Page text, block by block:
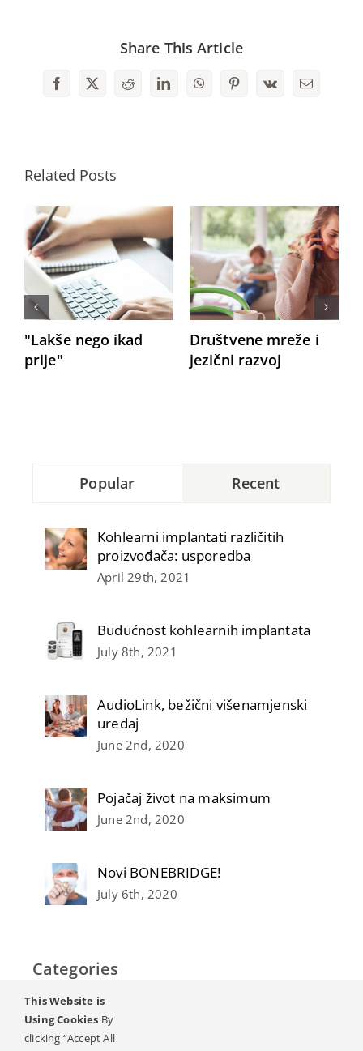
Share This Article
Facebook
X RedditLinkedInWhatsAppPinterest
Vk Email
Related Posts
"Lakše nego ikad
prije"
Društvene mreže i
jezični razvoj
Popular Recent
Kohlearni implantati različitih
proizvođača: usporedba
April 29th, 2021
Budućnost kohlearnih implantata
July 8th, 2021
AudioLink, bežični višenamjenski
uređaj
June 2nd, 2020
Pojačaj život na maksimum
June 2nd, 2020
Novi BONEBRIDGE!
July 6th, 2020
Categories
Početak
This Website is
Using Cookies By
clicking “Accept All